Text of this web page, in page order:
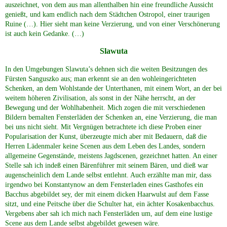
auszeichnet, von dem aus man allenthalben hin eine freundliche Aussicht
genießt, und kam endlich nach dem Städtchen Ostropol, einer traurigen
Ruine (…). Hier sieht man keine Verzierung, und von einer Verschönerung
ist auch kein Gedanke. (…)
Slawuta
In den Umgebungen Slawuta’s dehnen sich die weiten Besitzungen des
Fürsten Sanguszko aus; man erkennt sie an den wohleingerichteten
Schenken, an dem Wohlstande der Unterthanen, mit einem Wort, an der bei
weitem höheren Zivilisation, als sonst in der Nähe herrscht, an der
Bewegung und der Wohlhabenheit. Mich zogen die mit verschiedenen
Bildern bemalten Fensterläden der Schenken an, eine Verzierung, die man
bei uns nicht sieht. Mit Vergnügen betrachtete ich diese Proben einer
Popularisation der Kunst, überzeugte mich aber mit Bedauern, daß die
Herren Lädenmaler keine Scenen aus dem Leben des Landes, sondern
allgemeine Gegenstände, meistens Jagdscenen, gezeichnet hatten. An einer
Stelle sah ich indeß einen Bärenführer mit seinem Bären, und dieß war
augenscheinlich dem Lande selbst entlehnt. Auch erzählte man mir, dass
irgendwo bei Konstantynow an dem Fensterladen eines Gasthofes ein
Bacchus abgebildet sey, der mit einem dicken Haarwulst auf dem Fasse
sitzt, und eine Peitsche über die Schulter hat, ein ächter Kosakenbacchus.
Vergebens aber sah ich mich nach Fensterläden um, auf dem eine lustige
Scene aus dem Lande selbst abgebildet gewesen wäre.